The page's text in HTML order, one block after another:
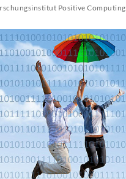
Positive Computing